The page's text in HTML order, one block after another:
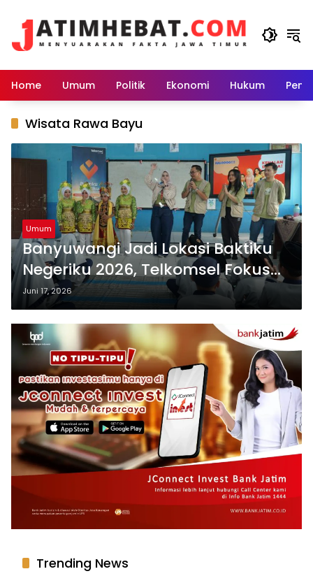
Home Umum Politik Ekonomi Hukum
Wisata Rawa Bayu
Umum
Banyuwangi Jadi Lokasi Baktiku
Negeriku 2026, Telkomsel Fokus
Cetak Agen Perubahan Desa
Juni 17, 2026
Trending News